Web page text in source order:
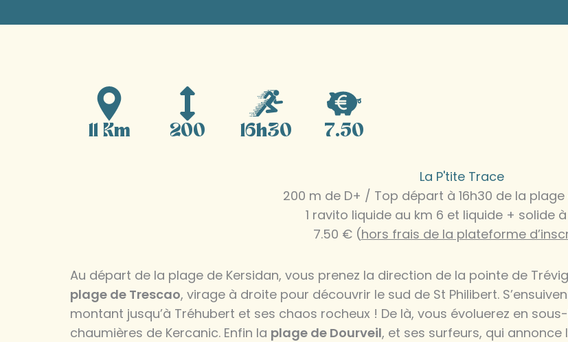
11 Km 200 16h30 7.50
La P'tite Trace
200 m de D+ / Top départ à 16h30 de la plage
1 ravito liquide au km 6 et liquide + solide à
7.50 € (hors frais de la plateforme
Au départ de la plage de Kersidan, vous prenez la direction de la pointe de
plage de Trescao, virage à droite pour découvrir le sud de St Philibert.
montant jusqu’à Tréhubert et ses chaos rocheux ! De là, vous évoluerez en
chaumières de Kercanic. Enfin la plage de Dourveil, et ses surfeurs, qui